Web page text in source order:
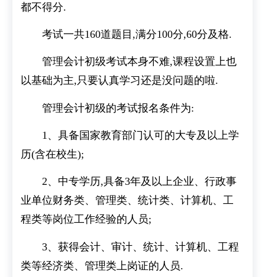
都不得分.
考试一共160道题目,满分100分,60分及格.
管理会计初级考试本身不难,课程设置上也
以基础为主,只要认真学习还是没问题的啦.
管理会计初级的考试报名条件为:
1、具备国家教育部门认可的大专及以上学
历(含在校生);
2、中专学历,具备3年及以上企业、行政事
业单位财务类、管理类、统计类、计算机、工
程类等岗位工作经验的人员;
3、获得会计、审计、统计、计算机、工程
类等经济类、管理类上岗证的人员.